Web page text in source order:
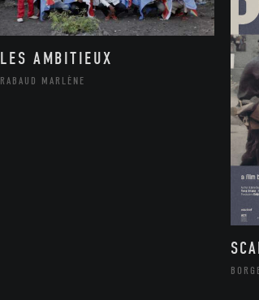
LES AMBITIEUX
RABAUD MARLÈNE